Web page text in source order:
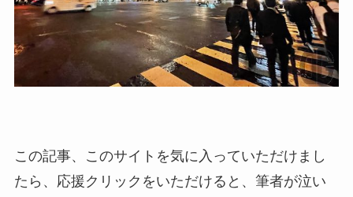
この記事、このサイトを気に入っていただけまし
たら、応援クリックをいただけると、筆者が泣い